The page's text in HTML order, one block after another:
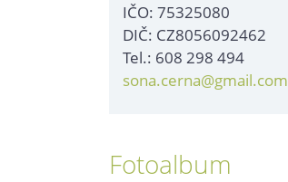
IČO: 75325080
DIČ: CZ8056092462
Tel.: 608 298 494
sona.cerna@gmail.com
Fotoalbum